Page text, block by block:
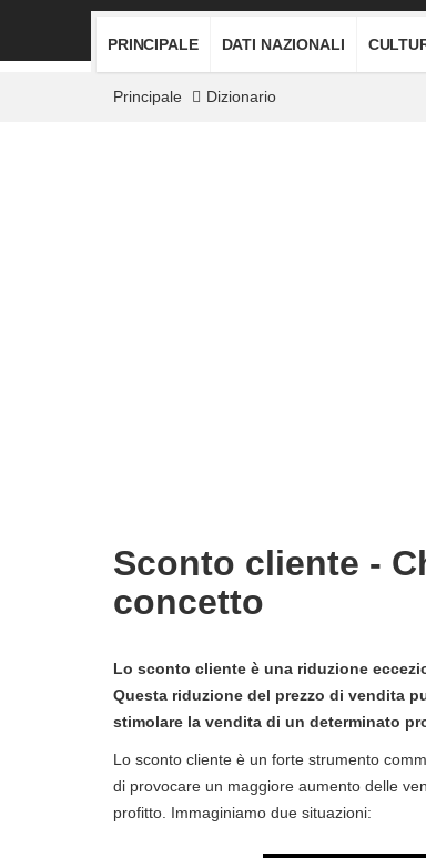
PRINCIPALE DATI NAZIONALI
Principale Dizionario
Sconto cliente -
concetto
Lo sconto cliente è una riduzione
Questa riduzione del prezzo di vendita
stimolare la vendita di un determinato
Lo sconto cliente è un forte strumento
di provocare un maggiore aumento delle
profitto. Immaginiamo due situazioni: